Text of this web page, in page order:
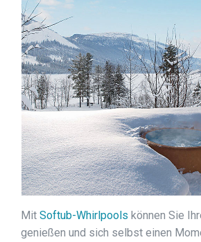
Mit Softub-Whirlpools können Sie
genießen und sich selbst einen